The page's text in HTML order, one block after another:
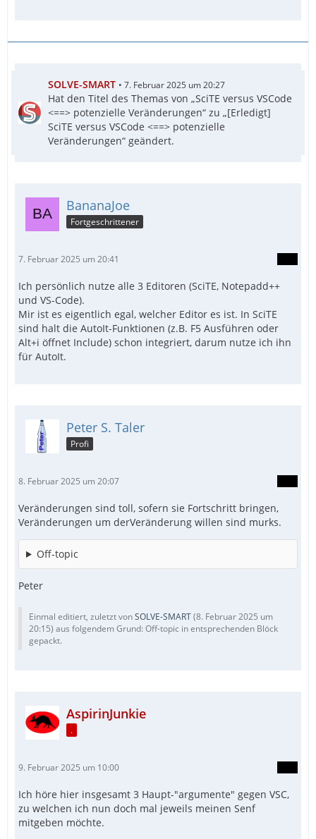
SOLVE-SMART 7. Februar 2025 um 20:27
Hat den Titel des Themas von „SciTE versus VSCode
<==> potenzielle Veränderungen“ zu „[Erledigt]
SciTE versus VSCode <==> potenzielle
Veränderungen“ geändert.
BananaJoe
Fortgeschrittener
7. Februar 2025 um 20:41
Ich persönlich nutze alle 3 Editoren (SciTE, Notepadd++
und VS-Code).
Mir ist es eigentlich egal, welcher Editor es ist. In SciTE
sind halt die AutoIt-Funktionen (z.B. F5 Ausführen oder
Alt+i öffnet Include) schon integriert, darum nutze ich ihn
für AutoIt.
Peter S. Taler
Profi
8. Februar 2025 um 20:07
Veränderungen sind toll, sofern sie Fortschritt bringen,
Veränderungen um derVeränderung willen sind murks.
Off-topic
Peter
Einmal editiert, zuletzt vonSOLVE-SMART(8. Februar 2025 um
20:15) aus folgendem Grund: Off-topic in entsprechenden Blöck
gepackt.
AspirinJunkie
.
9. Februar 2025 um 10:00
Ich höre hier insgesamt 3 Haupt-"argumente" gegen VSC,
zu welchen ich nun doch mal jeweils meinen Senf
mitgeben möchte.